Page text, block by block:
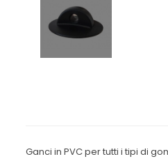
Ganci in PVC per tutti i tipi di